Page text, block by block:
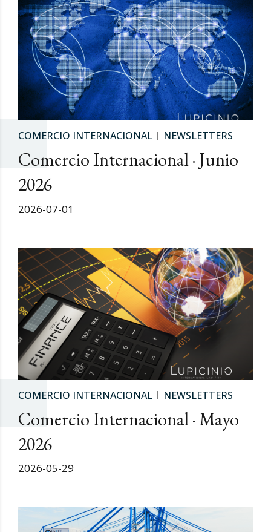
COMERCIO INTERNACIONAL NEWSLETTERS
Comercio Internacional · Junio
2026
2026-07-01
COMERCIO INTERNACIONAL NEWSLETTERS
Comercio Internacional · Mayo
2026
2026-05-29